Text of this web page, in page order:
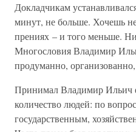
Докладчикам
минут, не больше. Хочешь
прениях – и того меньше.
Многословия Владимир
продуманно,
Принимал Владимир Ильич
количество людей: по
государственным,